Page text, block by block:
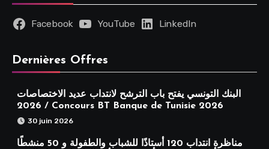
Facebook YouTube LinkedIn
Dernières Offres
البنك التونسي يفتح باب الترشح لانتداب عديد الاختصاصات
2026 / Concours BT Banque de Tunisie 2026
30 juin 2026
مناظرة انتداب 120 أستاذًا للشباب والطفولة و 50 منشطًا